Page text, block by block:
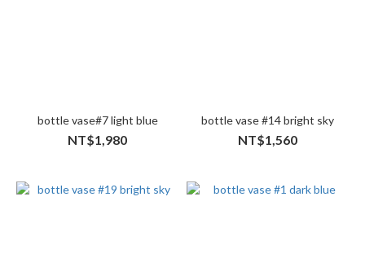
bottle vase#7 light blue
NT$1,980
bottle vase #14 bright sky
NT$1,560